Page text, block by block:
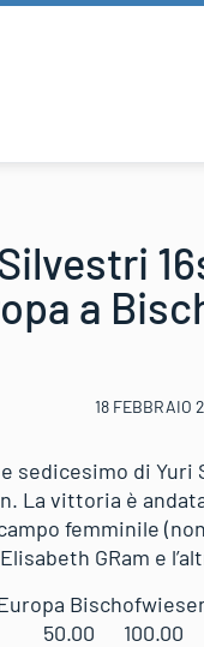
a
18 FEBBRAIO
sedicesimo di
La vittoria è
femminile
GRam e
50.00 100.00